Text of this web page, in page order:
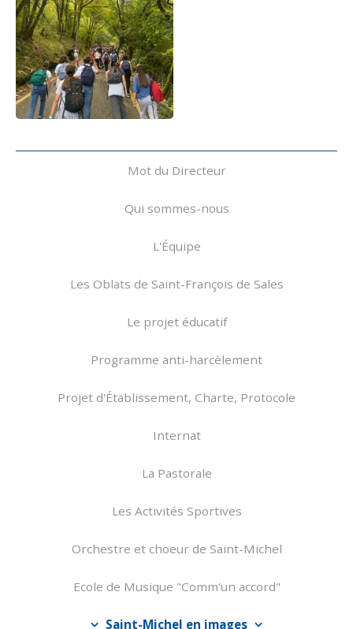
Navigation
Mot du Directeur
Qui sommes-nous
L'Équipe
Les Oblats de Saint-François de Sales
Le projet éducatif
Programme anti-harcèlement
Projet d'Établissement, Charte, Protocole
Internat
La Pastorale
Les Activités Sportives
Orchestre et choeur de Saint-Michel
Ecole de Musique "Comm'un accord"
Saint-Michel en images